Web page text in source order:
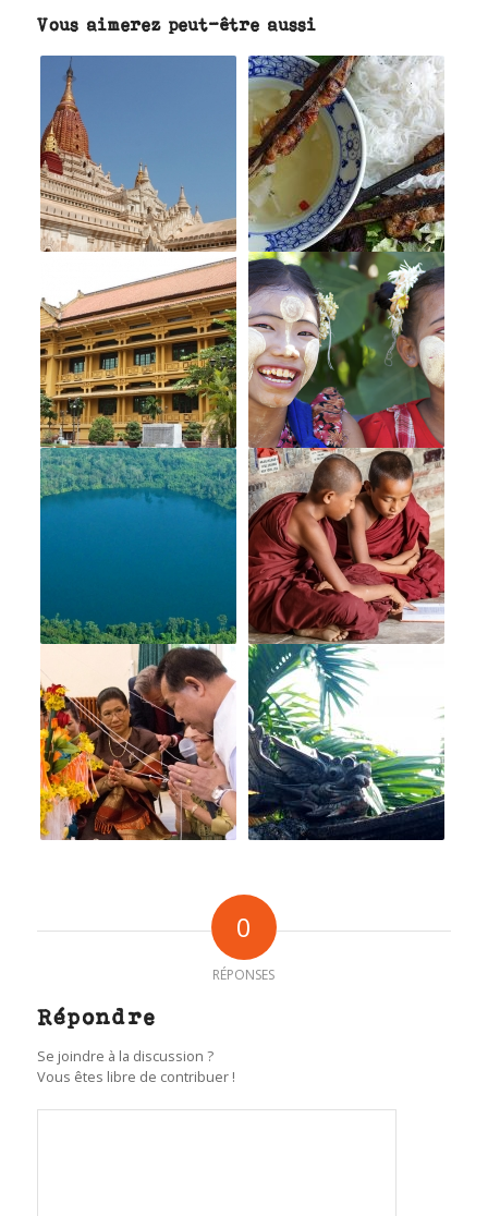
Vous aimerez peut-être aussi
0
RÉPONSES
Répondre
Se joindre à la discussion ?
Vous êtes libre de contribuer !